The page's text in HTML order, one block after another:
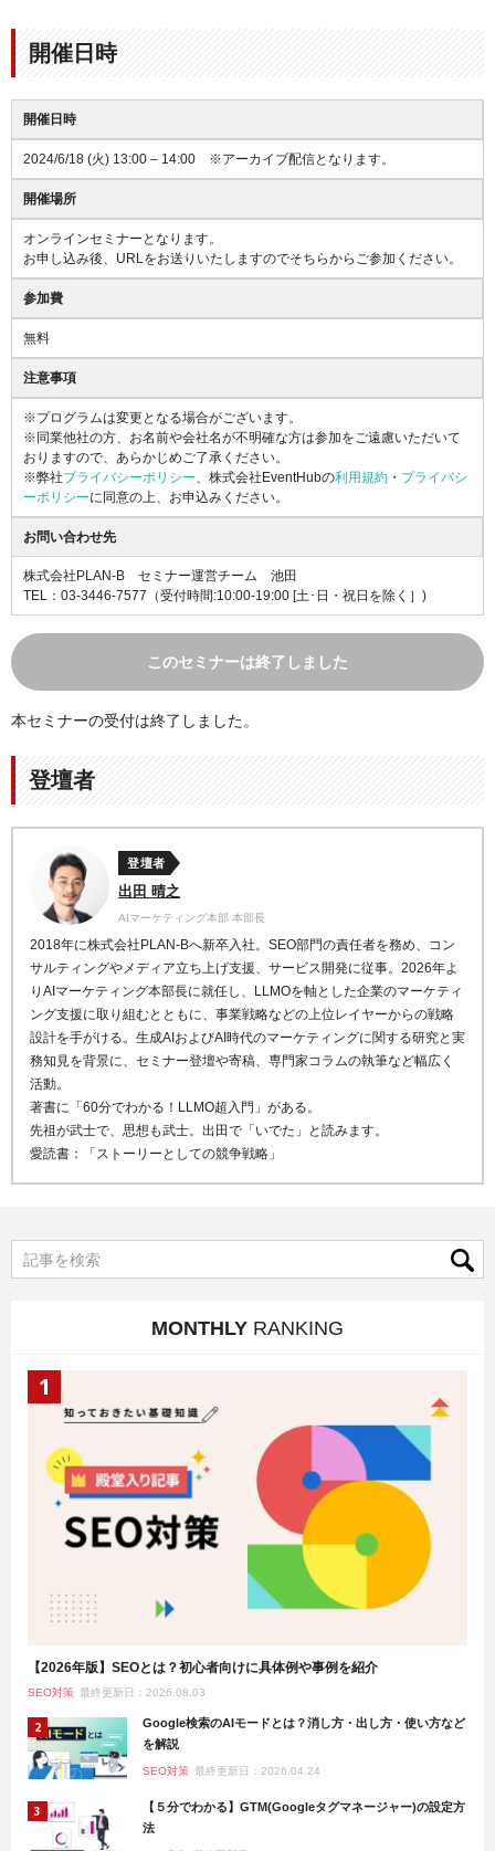
開催日時
開催日時
2024/6/18 (火) 13:00 – 14:00 ※アーカイブ配信となります。
開催場所
オンラインセミナーとなります。
お申し込み後、URLをお送りいたしますのでそちらからご参加ください。
参加費
無料
注意事項
※プログラムは変更となる場合がございます。
※同業他社の方、お名前や会社名が不明確な方は参加をご遠慮いただいて
おりますので、あらかじめご了承ください。
※弊社プライバシーポリシー、株式会社EventHubの利用規約 ・ プライバシ
ーポリシーに同意の上、お申込みください。
お問い合わせ先
株式会社PLAN-B セミナー運営チーム 池田
TEL：03-3446-7577 （受付時間:10:00-19:00 [土･日・祝日を除く］)
このセミナーは終了しました
本セミナーの受付は終了しました。
登壇者
登壇者
出田 晴之
AIマーケティング本部 本部長
2018年に株式会社PLAN-Bへ新卒入社。SEO部門の責任者を務め、コン
サルティングやメディア立ち上げ支援、サービス開発に従事。2026年よ
りAIマーケティング本部長に就任し、LLMOを軸とした企業のマーケティ
ング支援に取り組むとともに、事業戦略などの上位レイヤーからの戦略
設計を手がける。生成AIおよびAI時代のマーケティングに関する研究と実
務知見を背景に、セミナー登壇や寄稿、専門家コラムの執筆など幅広く
活動。
著書に「60分でわかる！LLMO超入門」がある。
先祖が武士で、思想も武士。出田で「いでた」と読みます。
愛読書：「ストーリーとしての競争戦略」
MONTHLY RANKING
【2026年版】SEOとは？初心者向けに具体例や事例を紹介
SEO対策 最終更新日：2026.08.03
Google検索のAIモードとは？消し方・出し方・使い方など
を解説
SEO対策 最終更新日：2026.04.24
【５分でわかる】GTM(Googleタグマネージャー)の設定方
法